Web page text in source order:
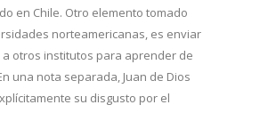
en Chile. Otro elemento tomado
norteamericanas, es enviar
otros institutos para aprender de
una nota separada, Juan de Dios
su disgusto por el